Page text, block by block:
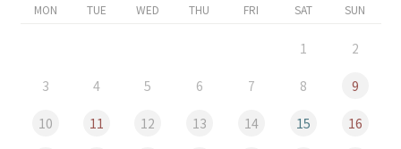
MON TUE WED THU FRI SAT SUN
1 2
3 4 5 6 7 8 9
10 11 12 13 14 15 16